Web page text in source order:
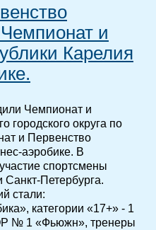
и
Карелия
Чемпионат и
городского округа по
и Первенство
аэробике. В
спортсмены
Санкт-Петербурга.
стали:
категории «17+» - 1
№ 1 «Фьюжн», тренеры